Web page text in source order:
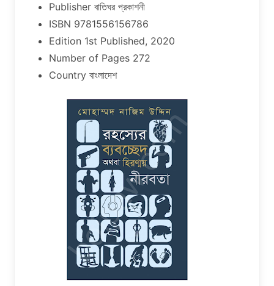
Publisher বাতিঘর প্রকাশনী
ISBN 9781556156786
Edition 1st Published, 2020
Number of Pages 272
Country বাংলাদেশ